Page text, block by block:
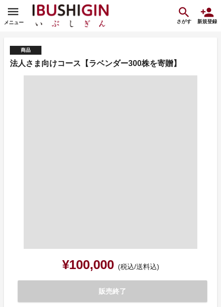
メニュー さがす 新規登録
商品
法人さま向けコース【ラベンダー300株を寄贈】
¥100,000 (税込/送料込)
販売終了